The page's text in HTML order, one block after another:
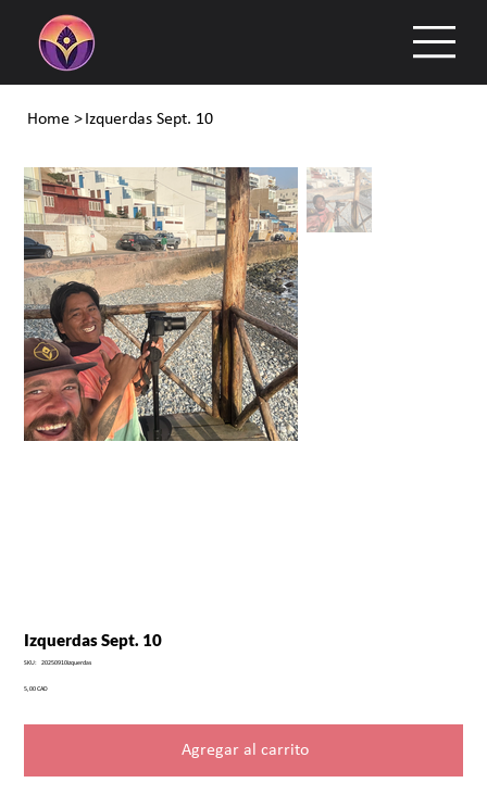
Home > Izquerdas Sept. 10
Izquerdas Sept. 10
SKU:
SKU
20250910izquerdas
Precio
5,00 CAD
Agregar al carrito